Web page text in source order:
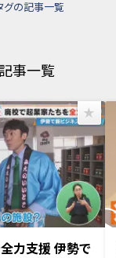
グの記事一覧
事一覧
力支援 伊勢で